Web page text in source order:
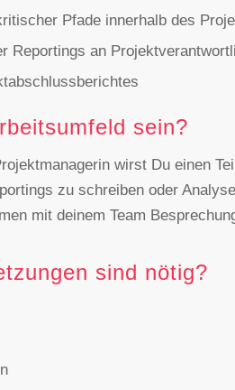
Pfade innerhalb des
Reportings an
sein?
wirst Du einen
zu schreiben oder
mit deinem Team
sind nötig?